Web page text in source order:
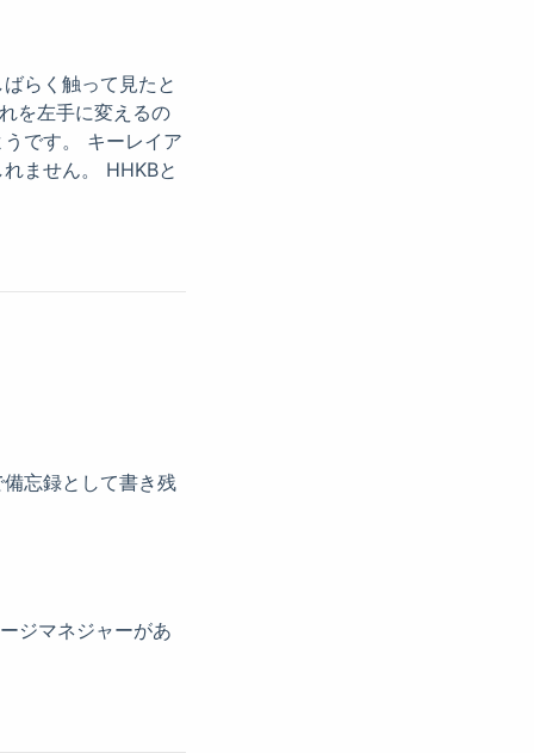
らく触って見たと
を左手に変えるの
です。 キーレイア
ません。 HHKBと
忘録として書き残
ジマネジャーがあ